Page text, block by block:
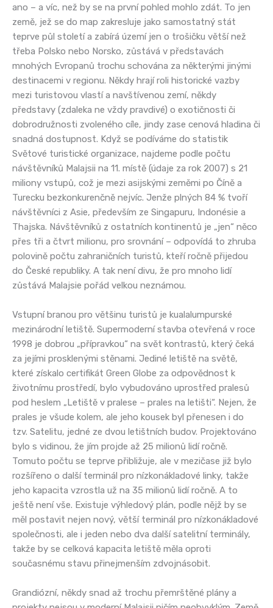
ano – a víc, než by se na první pohled mohlo zdát. To jen
země, jež se do map zakresluje jako samostatný stát
teprve půl století a zabírá území jen o trošičku větší než
třeba Polsko nebo Norsko, zůstává v představách
mnohých Evropanů trochu schována za některými jinými
destinacemi v regionu. Někdy hrají roli historické vazby
mezi turistovou vlastí a navštívenou zemí, někdy
představy (zdaleka ne vždy pravdivé) o exotičnosti či
dobrodružnosti zvoleného cíle, jindy zase cenová hladina či
snadná dostupnost. Když se podíváme do statistik
Světové turistické organizace, najdeme podle počtu
návštěvníků Malajsii na 11. místě (údaje za rok 2007) s 21
miliony vstupů, což je mezi asijskými zeměmi po Číně a
Turecku bezkonkurenčně nejvíc. Jenže plných 84 % tvoří
návštěvníci z Asie, především ze Singapuru, Indonésie a
Thajska. Návštěvníků z ostatních kontinentů je „jen“ něco
přes tři a čtvrt milionu, pro srovnání – odpovídá to zhruba
polovině počtu zahraničních turistů, kteří ročně přijedou
do České republiky. A tak není divu, že pro mnoho lidí
zůstává Malajsie pořád velkou neznámou.
Vstupní branou pro většinu turistů je kualalumpurské
mezinárodní letiště. Supermoderní stavba otevřená v roce
1998 je dobrou „přípravkou“ na svět kontrastů, který čeká
za jejími prosklenými stěnami. Jediné letiště na světě,
které získalo certifikát Green Globe za odpovědnost k
životnímu prostředí, bylo vybudováno uprostřed pralesů
pod heslem „Letiště v pralese – prales na letišti“. Nejen, že
prales je všude kolem, ale jeho kousek byl přenesen i do
tzv. Satelitu, jedné ze dvou letištních budov. Projektováno
bylo s vidinou, že jím projde až 25 milionů lidí ročně.
Tomuto počtu se teprve přibližuje, ale v mezičase již bylo
rozšířeno o další terminál pro nízkonákladové linky, takže
jeho kapacita vzrostla už na 35 milionů lidí ročně. A to
ještě není vše. Existuje výhledový plán, podle nějž by se
měl postavit nejen nový, větší terminál pro nízkonákladové
společnosti, ale i jeden nebo dva další satelitní terminály,
takže by se celková kapacita letiště měla oproti
současnému stavu přinejmenším zdvojnásobit.
Grandiózní, někdy snad až trochu přemrštěné plány a